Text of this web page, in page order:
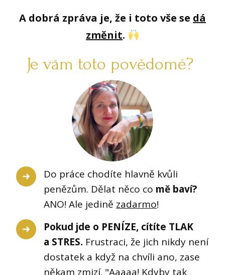
A dobrá zpráva je, že i toto vše se dá
změnit.
Je vám toto povědomé?
Do práce chodíte hlavně kvůli
penězům. Dělat něco co mě baví?
ANO! Ale jedině zadarmo!
Pokud jde o PENÍZE, cítíte TLAK
a STRES. Frustraci, že jich nikdy není
dostatek a když na chvíli ano, zase
někam zmizí. "Aaaaa! Kdyby tak